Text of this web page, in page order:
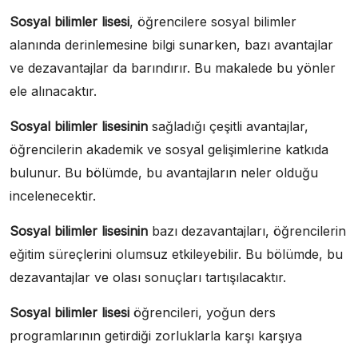
Sosyal bilimler lisesi, öğrencilere sosyal bilimler
alanında derinlemesine bilgi sunarken, bazı avantajlar
ve dezavantajlar da barındırır. Bu makalede bu yönler
ele alınacaktır.
Sosyal bilimler lisesinin sağladığı çeşitli avantajlar,
öğrencilerin akademik ve sosyal gelişimlerine katkıda
bulunur. Bu bölümde, bu avantajların neler olduğu
incelenecektir.
Sosyal bilimler lisesinin bazı dezavantajları, öğrencilerin
eğitim süreçlerini olumsuz etkileyebilir. Bu bölümde, bu
dezavantajlar ve olası sonuçları tartışılacaktır.
Sosyal bilimler lisesi öğrencileri, yoğun ders
programlarının getirdiği zorluklarla karşı karşıya